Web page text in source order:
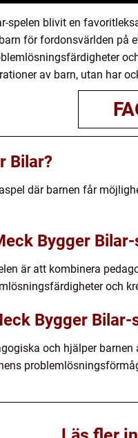
spelen blivit en
för fordonsvärlden
av barn, utan har
Bilar?
där barnen får
Bygger Bilar-
är att kombinera
och
Bygger Bilar-
och hjälper